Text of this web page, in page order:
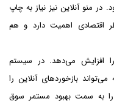
منو آنلاین نیز نیاز به چاپ
اقتصادی اهمیت دارد و هم
افزایش می‌دهد. در سیستم
بازخوردهای آنلاین را
به سمت بهبود مستمر سوق